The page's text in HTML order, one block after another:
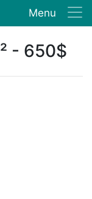
Menu
- 650$